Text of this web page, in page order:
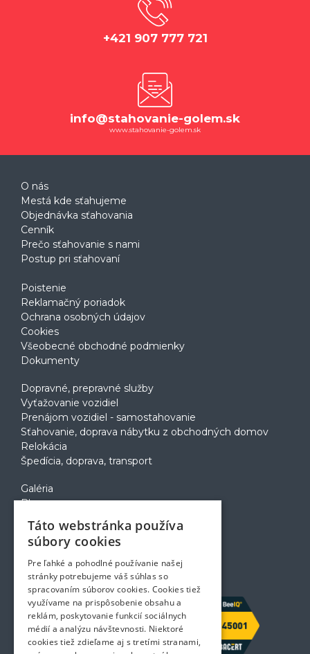
+421 907 777 721
info@stahovanie-golem.sk
www.stahovanie-golem.sk
O nás
Mestá kde sťahujeme
Objednávka sťahovania
Cenník
Prečo sťahovanie s nami
Postup pri sťahovaní
Poistenie
Reklamačný poriadok
Ochrana osobných údajov
Cookies
Všeobecné obchodné podmienky
Dokumenty
Dopravné, prepravné služby
Vyťažovanie vozidiel
Prenájom vozidiel - samostahovanie
Sťahovanie, doprava nábytku z obchodných domov
Relokácia
Špedícia, doprava, transport
Galéria
Blog
Voľné pozície
Zapožičanie krabíc
Rady a tipy pri sťahovaní
Prepravný poriadok
Kontakt
Táto webstránka používa
súbory cookies
Pre ľahké a pohodlné používanie našej
stránky potrebujeme váš súhlas so
spracovaním súborov cookies. Cookies tiež
využívame na prispôsobenie obsahu a
reklám, poskytovanie funkcií sociálnych
médií a analýzu návštevnosti. Niektoré
cookies tiež zdieľame aj s tretími stranami,